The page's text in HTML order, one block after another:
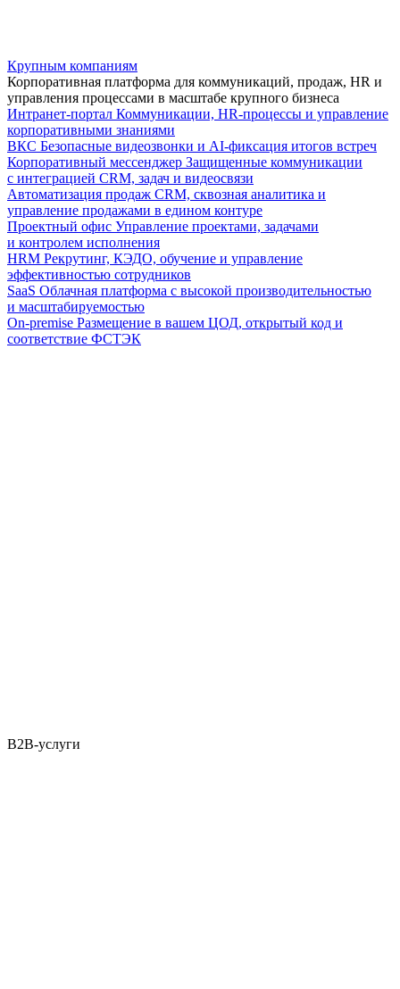
Крупным компаниям
Корпоративная платформа для коммуникаций, продаж, HR и
управления процессами в масштабе крупного бизнеса
Интранет-портал Коммуникации, HR-процессы и управление
корпоративными знаниями
ВКС Безопасные видеозвонки и AI-фиксация итогов встреч
Корпоративный мессенджер Защищенные коммуникации
с интеграцией CRM, задач и видеосвязи
Автоматизация продаж CRM, сквозная аналитика и
управление продажами в едином контуре
Проектный офис Управление проектами, задачами
и контролем исполнения
HRM Рекрутинг, КЭДО, обучение и управление
эффективностью сотрудников
SaaS Облачная платформа с высокой производительностью
и масштабируемостью
On-premise Размещение в вашем ЦОД, открытый код и
соответствие ФСТЭК
B2B-услуги